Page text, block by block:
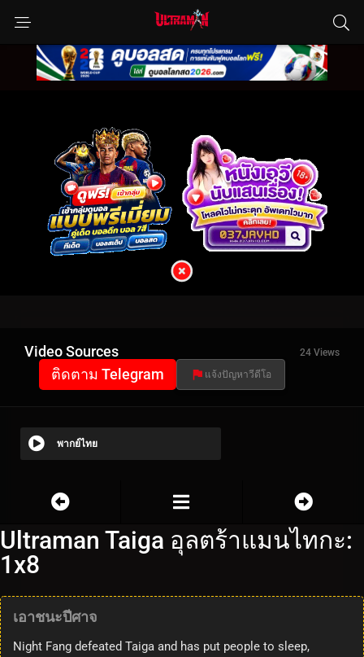
Video Sources 24 Views
ติดตาม Telegram แจ้งปัญหาวีดีโอ
พากย์ไทย
Ultraman Taiga อุลตร้าแมนไทกะ:
1x8
เอาชนะปีศาจ
Night Fang defeated Taiga and has put people to sleep,